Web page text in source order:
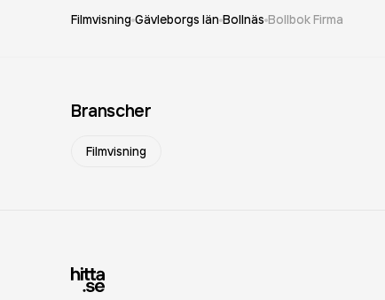
Filmvisning Gävleborgs län Bollnäs Bollbok Firma
Branscher
Filmvisning